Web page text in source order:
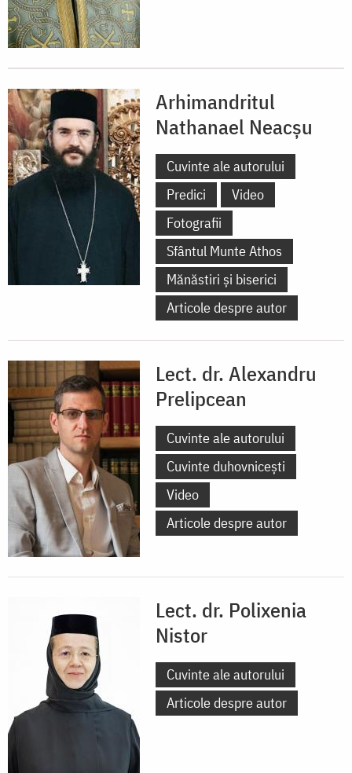
Arhimandritul
Nathanael Neacşu
Cuvinte ale autorului
Predici
Video
Fotografii
Sfântul Munte Athos
Mănăstiri și biserici
Articole despre autor
Lect. dr. Alexandru
Prelipcean
Cuvinte ale autorului
Cuvinte duhovnicești
Video
Articole despre autor
Lect. dr. Polixenia
Nistor
Cuvinte ale autorului
Articole despre autor